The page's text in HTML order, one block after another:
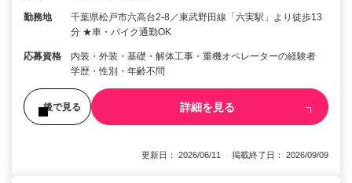
勤務地
千葉県松戸市六高台2-8／東武野田線「六実駅」より徒歩13
分 ★車・バイク通勤OK
応募資格
内装・外装・基礎・解体工事・重機オペレーターの経験者
学歴・性別・年齢不問
後で見る 詳細を見る
更新日： 2026/06/11 掲載終了日： 2026/09/09